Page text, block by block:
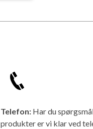
Telefon: Har du
produkter er vi klar ved